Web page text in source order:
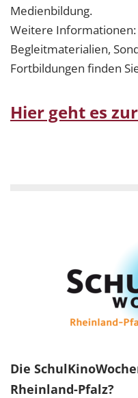
Medienbildung.
Weitere
Begleitmaterialien,
Fortbildungen finden
Hier geht es
Die
Rheinland-Pfalz?